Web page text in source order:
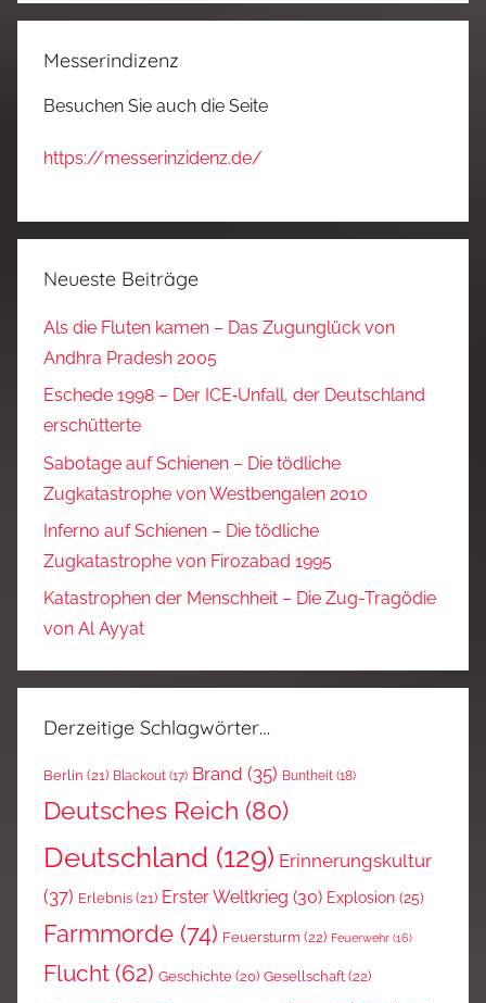
Messerindizenz
Besuchen Sie auch die Seite
https://messerinzidenz.de/
Neueste Beiträge
Als die Fluten kamen – Das Zugunglück von
Andhra Pradesh 2005
Eschede 1998 – Der ICE‑Unfall, der Deutschland
erschütterte
Sabotage auf Schienen – Die tödliche
Zugkatastrophe von Westbengalen 2010
Inferno auf Schienen – Die tödliche
Zugkatastrophe von Firozabad 1995
Katastrophen der Menschheit – Die Zug-Tragödie
von Al Ayyat
Derzeitige Schlagwörter…
Berlin (21) Blackout (17) Brand (35) Buntheit (18)
Deutsches Reich (80)
Deutschland (129) Erinnerungskultur
(37) Erlebnis (21) Erster Weltkrieg (30) Explosion (25)
Farmmorde (74) Feuersturm (22) Feuerwehr (16)
Flucht (62) Geschichte (20) Gesellschaft(22)